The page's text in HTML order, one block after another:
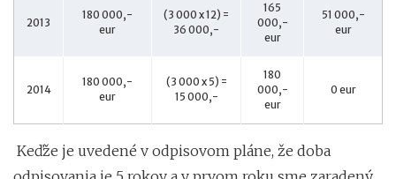
2013
180 000,-
eur
(3 000 x 12) =
36 000,-
165
000,-
eur
51 000,-
eur
2014
180 000,-
eur
(3 000 x 5) =
15 000,-
180
000,-
eur
0 eur
Keďže je uvedené v odpisovom pláne, že doba